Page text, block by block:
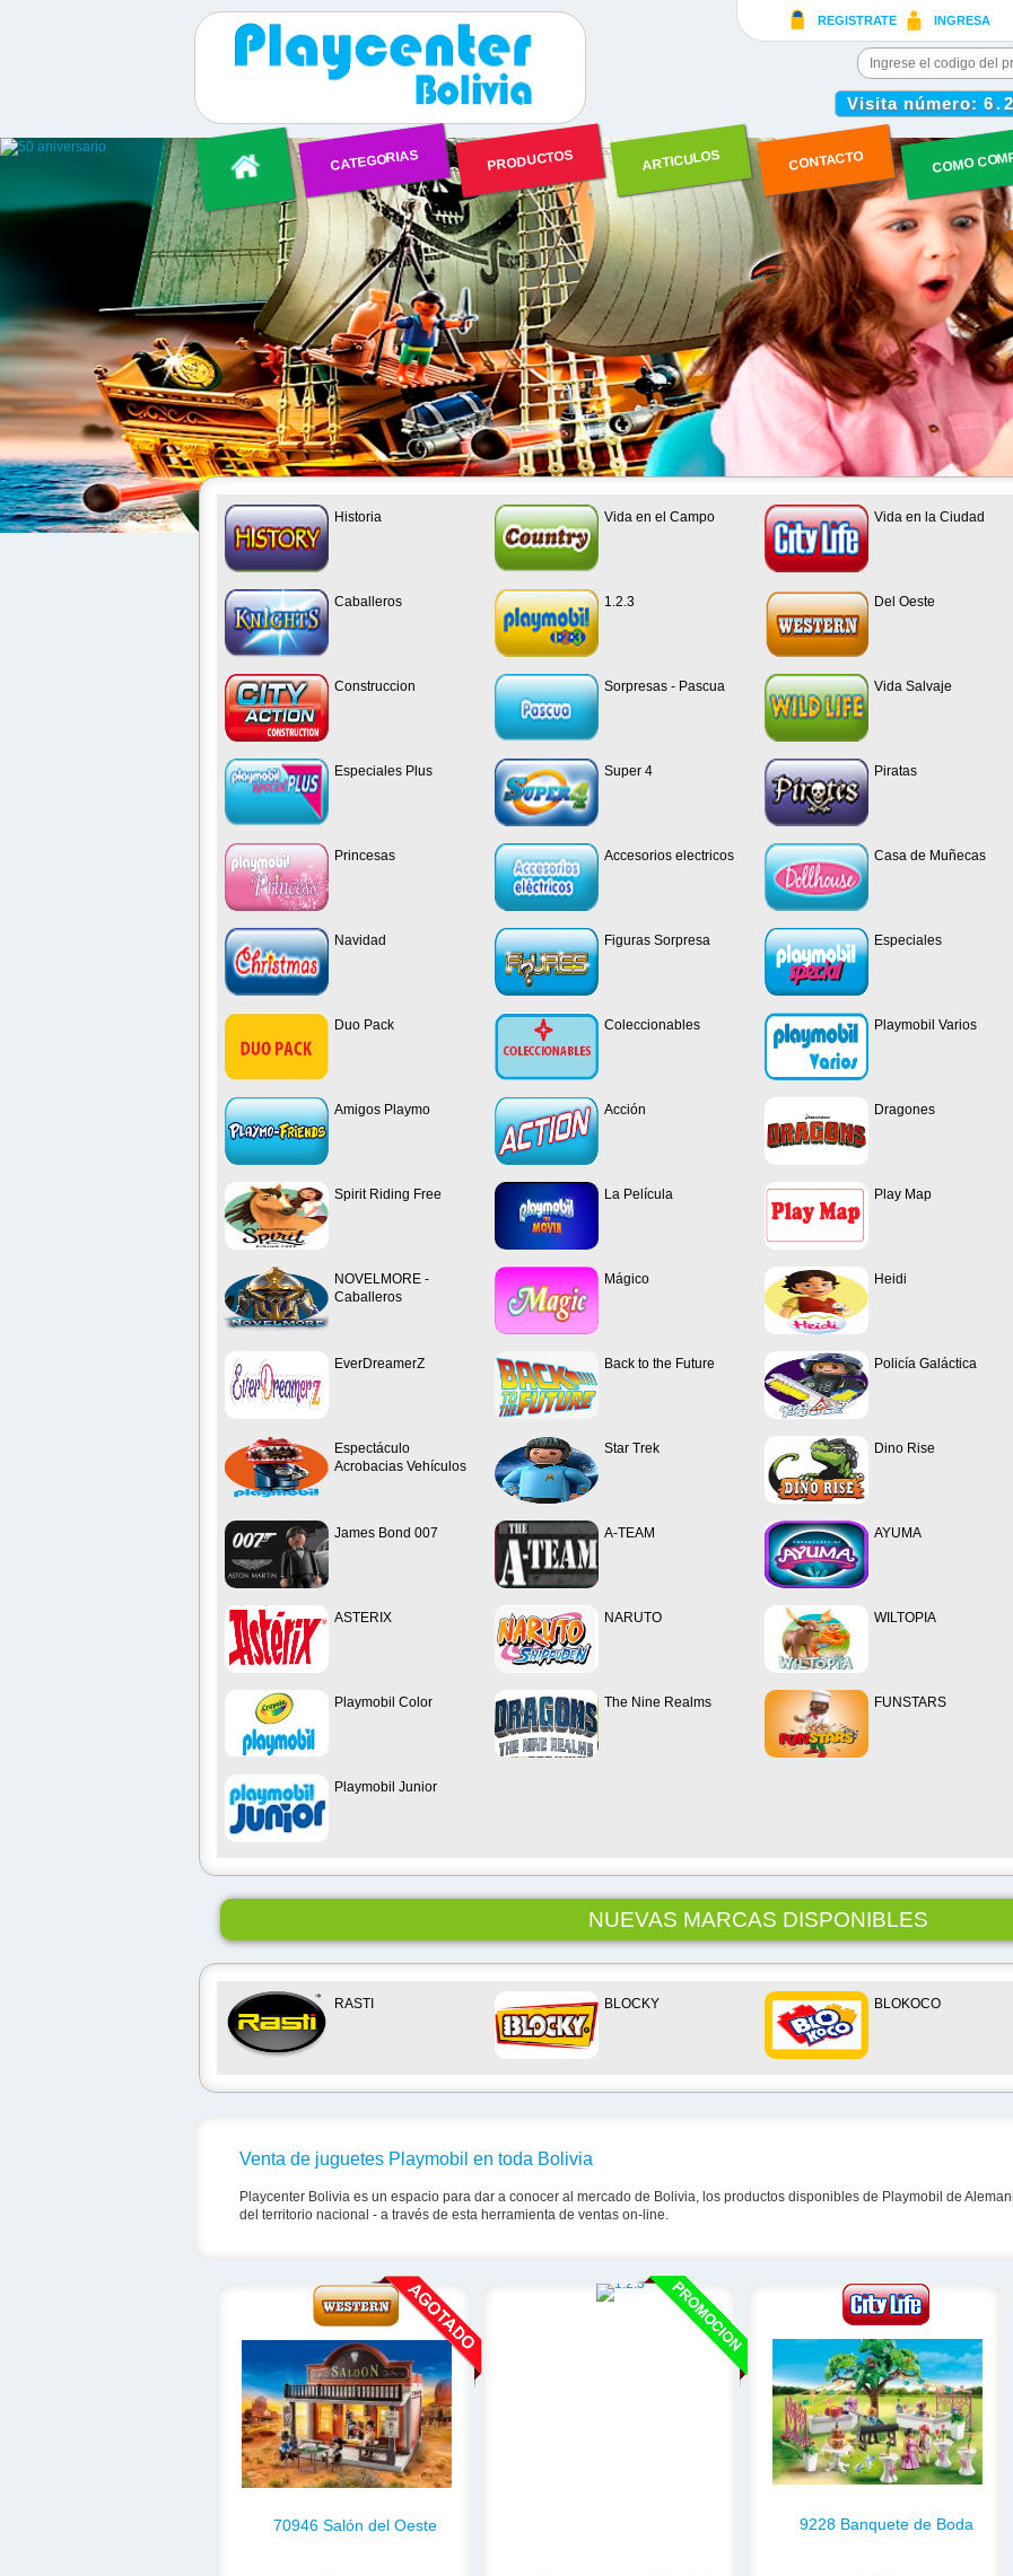
REGISTRATE INGRESA
CATEGORIAS PRODUCTOS ARTICULOS CONTACTO COMO
Visita número:
Historia Vida en el Campo Vida en la Ciudad
Caballeros 1.2.3 Del Oeste
Construccion Sorpresas - Pascua Vida Salvaje
Especiales Plus Super 4 Piratas
Princesas Accesorios electricos Casa de Muñecas
Navidad Figuras Sorpresa Especiales
Duo Pack Coleccionables Playmobil Varios
Amigos Playmo Acción Dragones
Spirit Riding Free La Película Play Map
NOVELMORE -
Caballeros
Mágico Heidi
EverDreamerZ Back to the Future Policía Galáctica
Espectáculo
Acrobacias Vehículos
Star Trek Dino Rise
James Bond 007 A-TEAM AYUMA
ASTERIX NARUTO WILTOPIA
Playmobil Color The Nine Realms FUNSTARS
Playmobil Junior
NUEVAS MARCAS DISPONIBLES
RASTI BLOCKY BLOKOCO
Venta de juguetes Playmobil en toda Bolivia
Playcenter Bolivia es un espacio para dar a conocer al mercado de Bolivia, los productos disponibles de Playmobil de
del territorio nacional - a través de esta herramienta de ventas on-line.
70946 Salón del Oeste 9228 Banquete de Boda